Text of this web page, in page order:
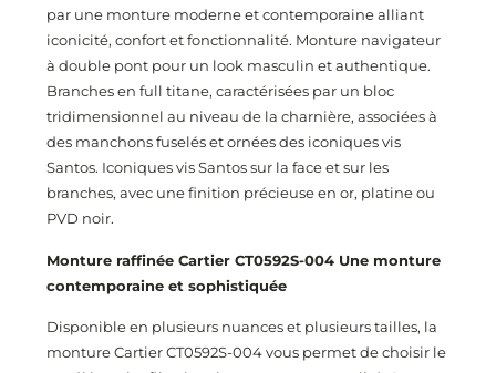
par une monture moderne et contemporaine alliant
iconicité, confort et fonctionnalité. Monture navigateur
à double pont pour un look masculin et authentique.
Branches en full titane, caractérisées par un bloc
tridimensionnel au niveau de la charnière, associées à
des manchons fuselés et ornées des iconiques vis
Santos. Iconiques vis Santos sur la face et sur les
branches, avec une finition précieuse en or, platine ou
PVD noir.
Monture raffinée Cartier CT0592S-004 Une monture
contemporaine et sophistiquée
Disponible en plusieurs nuances et plusieurs tailles, la
monture Cartier CT0592S-004 vous permet de choisir le